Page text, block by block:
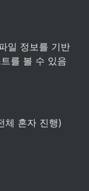
일 정보를 기반
를 볼 수 있음
체 혼자 진행)